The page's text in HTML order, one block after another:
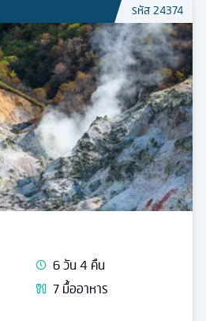
รหัส24374
6วัน4 คืน
7มื้ออาหาร